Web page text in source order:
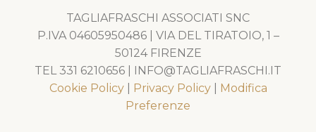
TAGLIAFRASCHI ASSOCIATI SNC
P.IVA 04605950486 | VIA DEL TIRATOIO, 1 –
50124 FIRENZE
TEL 331 6210656 | INFO@TAGLIAFRASCHI.IT
Cookie Policy| Privacy Policy| Modifica
Preferenze